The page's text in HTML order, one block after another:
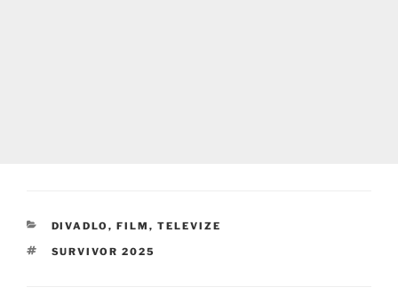
RUBRIKY
DIVADLO, FILM, TELEVIZE
ŠTÍTKY
SURVIVOR 2025